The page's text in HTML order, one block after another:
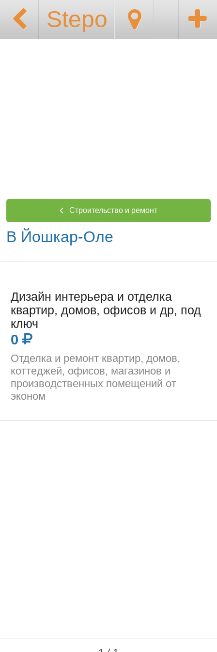
Stepo
Строительство и ремонт
В Йошкар-Оле
Дизайн интерьера и отделка
квартир, домов, офисов и др, под
ключ
0
Отделка и ремонт квартир, домов,
коттеджей, офисов, магазинов и
производственных помещений от
эконом